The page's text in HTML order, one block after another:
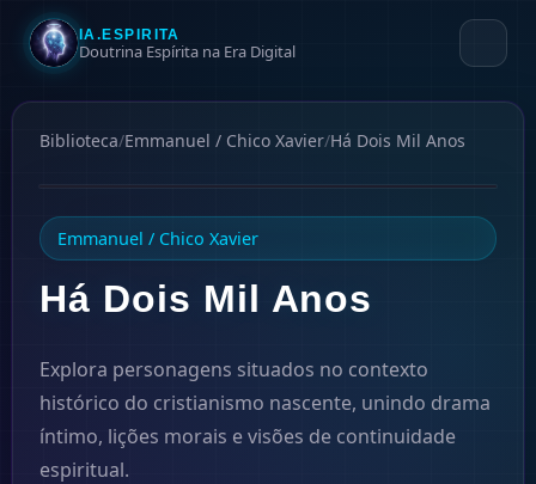
IA.ESPIRITA
Doutrina Espírita na Era Digital
Biblioteca/Emmanuel / Chico Xavier/Há Dois Mil Anos
Emmanuel / Chico Xavier
Há Dois Mil Anos
Explora personagens situados no contexto
histórico do cristianismo nascente, unindo drama
íntimo, lições morais e visões de continuidade
espiritual.